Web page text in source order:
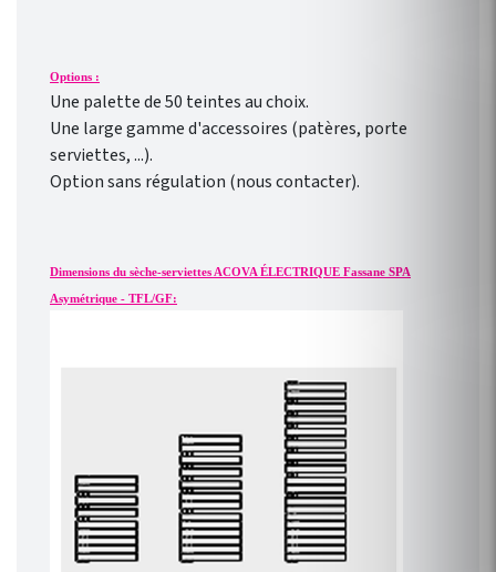
Options :
Une palette de 50 teintes au choix.
Une large gamme d'accessoires (patères, porte
serviettes, ...).
Option sans régulation (nous contacter).
Dimensions du sèche-serviettes ACOVA ÉLECTRIQUE Fassane SPA
Asymétrique - TFL/GF: